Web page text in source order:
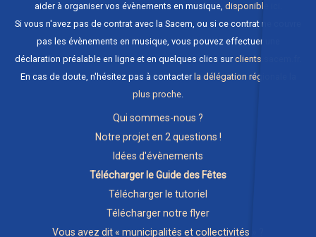
aider à organiser vos évènements en musique, disponible ici
Si vous n'avez pas de contrat avec la Sacem, ou si ce contrat ne couvre
pas les évènements en musique, vous pouvez effectuer une
déclaration préalable en ligne et en quelques clics surclients.sacem.fr
En cas de doute, n'hésitez pas à contacter la délégation régionale la
plus proche.
Qui sommes-nous ?
Notre projet en 2 questions !
Idées d'évènements
Télécharger le Guide des Fêtes
Télécharger le tutoriel
Télécharger notre flyer
Vous avez dit « municipalités et collectivités » ?